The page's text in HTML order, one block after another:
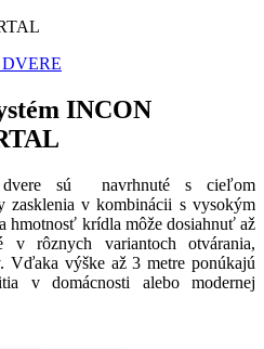
INCON
dvere sú navrhnuté s cieľom
zasklenia v kombinácii s vysokým
hmotnosť krídla môže dosiahnuť až
rôznych variantoch otvárania,
Vďaka výške až 3 metre ponúkajú
v domácnosti alebo modernej